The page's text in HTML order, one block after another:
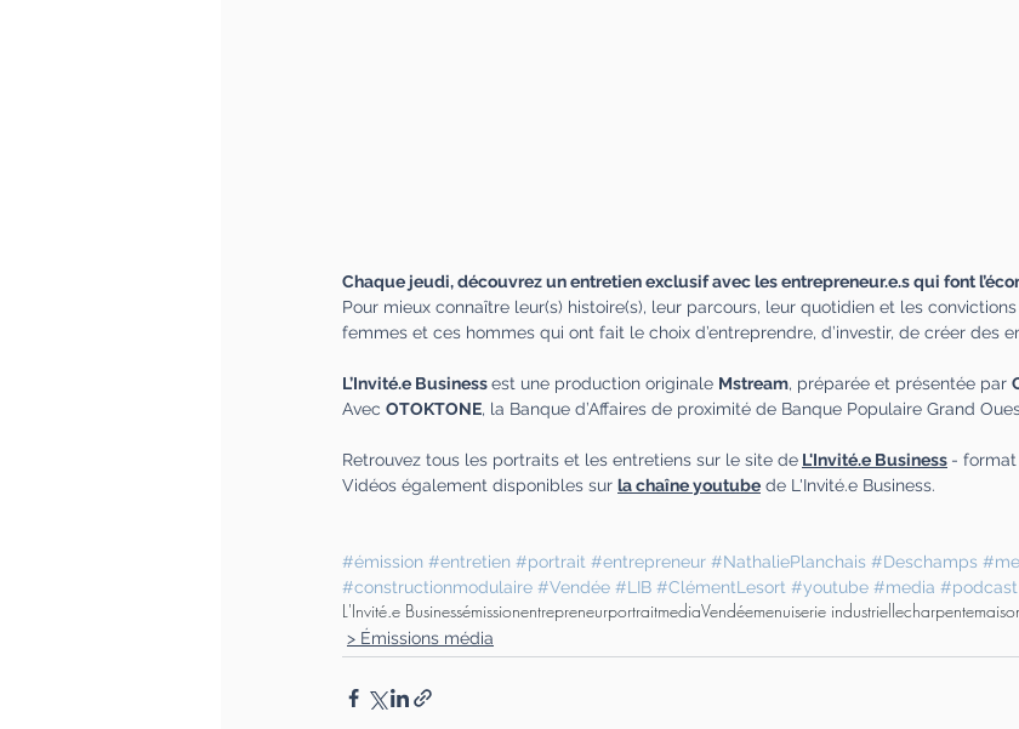
Chaque jeudi, découvrez un entretien exclusif avec les entrepreneur.e.s qui font
Pour mieux connaître leur(s) histoire(s), leur parcours, leur quotidien et les
femmes et ces hommes qui ont fait le choix d’entreprendre, d’investir, de créer des
L’Invité.e Businessest une production originale Mstream, préparée et présentée par
Avec OTOKTONE, la Banque d’Affaires de proximité de Banque Populaire Grand
Retrouvez tous les portraits et les entretiens sur le site de L'Invité.e Business - format
Vidéos également disponibles sur la chaîne youtube de L'Invité.e Business.
#émission #entretien #portrait #entrepreneur #NathaliePlanchais #Deschamps
#constructionmodulaire #Vendée #LIB #ClémentLesort #youtube #media #podcast
L'Invité.e BusinessémissionentrepreneurportraitmediaVendéemenuiserie industriellecharpente
> Émissions média